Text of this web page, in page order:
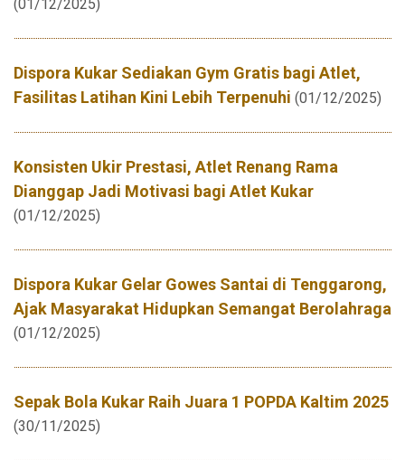
(01/12/2025)
Dispora Kukar Sediakan Gym Gratis bagi Atlet,
Fasilitas Latihan Kini Lebih Terpenuhi (01/12/2025)
Konsisten Ukir Prestasi, Atlet Renang Rama
Dianggap Jadi Motivasi bagi Atlet Kukar
(01/12/2025)
Dispora Kukar Gelar Gowes Santai di Tenggarong,
Ajak Masyarakat Hidupkan Semangat Berolahraga
(01/12/2025)
Sepak Bola Kukar Raih Juara 1 POPDA Kaltim 2025
(30/11/2025)